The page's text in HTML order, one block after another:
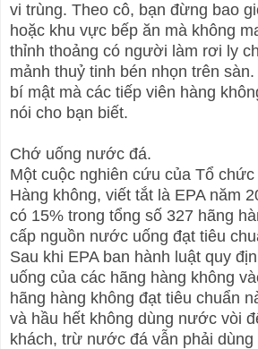
vi trùng. Theo cô, bạn đừng bao
hoặc khu vực bếp ăn mà không
thỉnh thoảng có người làm rơi ly
mảnh thuỷ tinh bén nhọn trên
bí mật mà các tiếp viên hàng
nói cho bạn biết.
Chớ uống nước đá.
Một cuộc nghiên cứu của Tổ
Hàng không, viết tắt là EPA năm
có 15% trong tổng số 327 hãng
cấp nguồn nước uống đạt tiêu
Sau khi EPA ban hành luật quy
uống của các hãng hàng không
hãng hàng không đạt tiêu chuẩn
và hầu hết không dùng nước vòi
khách, trừ nước đá vẫn phải